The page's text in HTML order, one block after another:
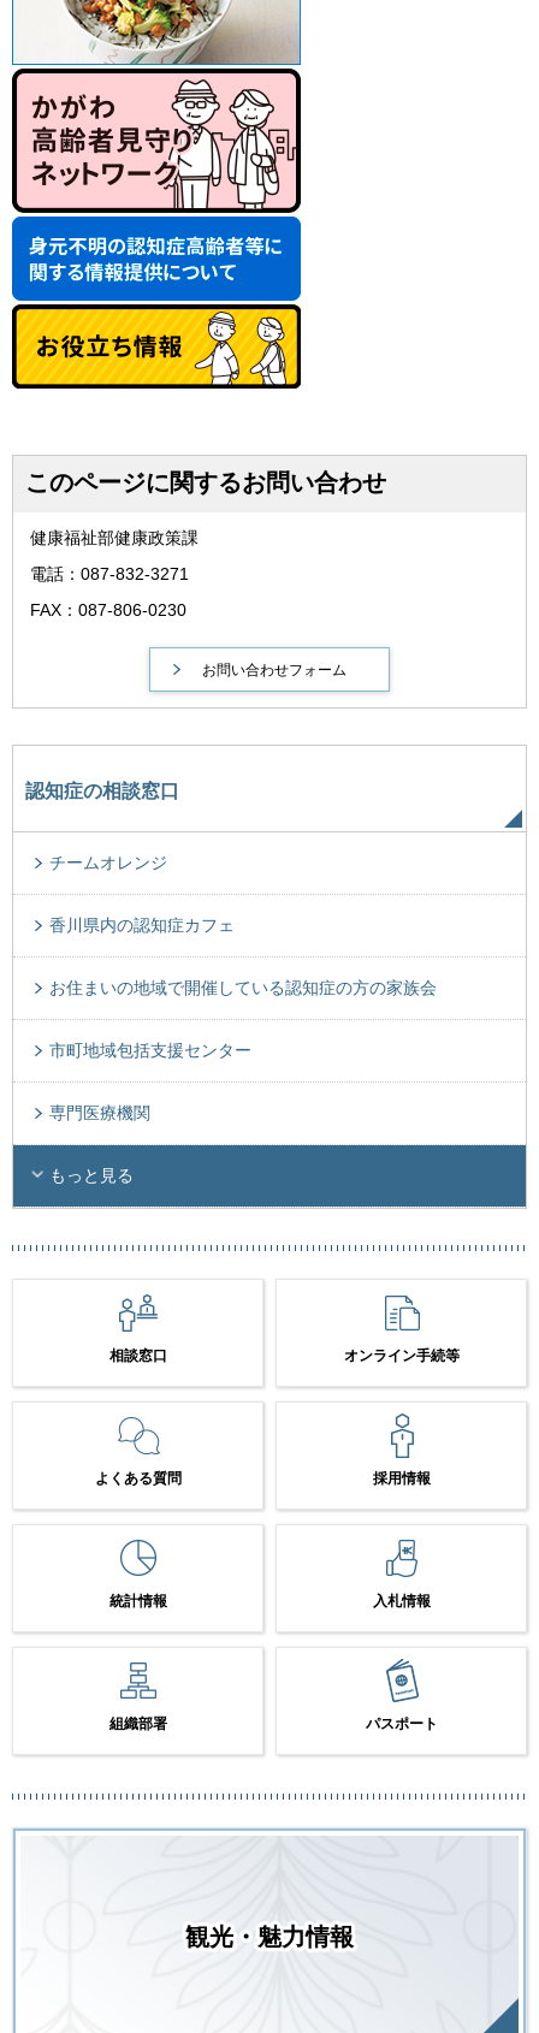
このページに関するお問い合わせ
健康福祉部健康政策課
電話：087-832-3271
FAX：087-806-0230
認知症の相談窓口
チームオレンジ
香川県内の認知症カフェ
お住まいの地域で開催している認知症の方の家族会
市町地域包括支援センター
専門医療機関
もっと見る
相談窓口 オンライン手続等
よくある質問 採用情報
統計情報 入札情報
組織部署 パスポート
観光・魅力情報